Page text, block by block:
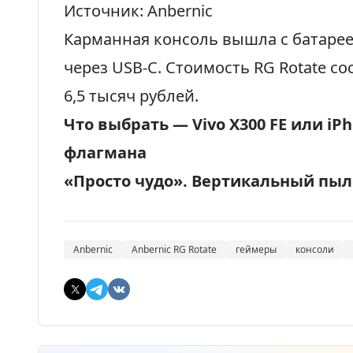
Источник: Anbernic
Карманная консоль вышла с
через USB-C. Стоимость RG Rotate
6,5 тысяч рублей.
Что выбрать — Vivo X300 FE или
флагмана
«Просто чудо». Вертикальный
Anbernic Anbernic RG Rotate геймеры консоли